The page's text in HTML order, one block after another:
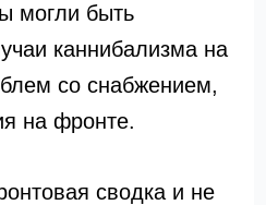
могли быть
каннибализма на
со снабжением,
на фронте.
сводка и не